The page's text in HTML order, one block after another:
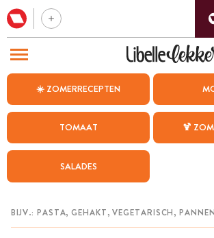
☀️ ZOMERRECEPTEN
TOMAAT 🍹
SALADES
BEZOEK ONZE ANDERE WEBSITES
WEEKMENU
CHAT MET MAIA
MIJN BEWAARDE RECEPTEN